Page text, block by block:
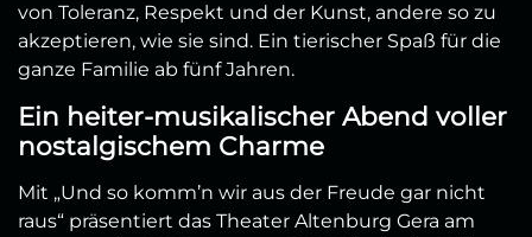
von Toleranz, Respekt und der Kunst, andere so zu
akzeptieren, wie sie sind. Ein tierischer Spaß für die
ganze Familie ab fünf Jahren.
Ein heiter-musikalischer Abend voller
nostalgischem Charme
Mit „Und so komm’n wir aus der Freude gar nicht
raus“ präsentiert das Theater Altenburg Gera am